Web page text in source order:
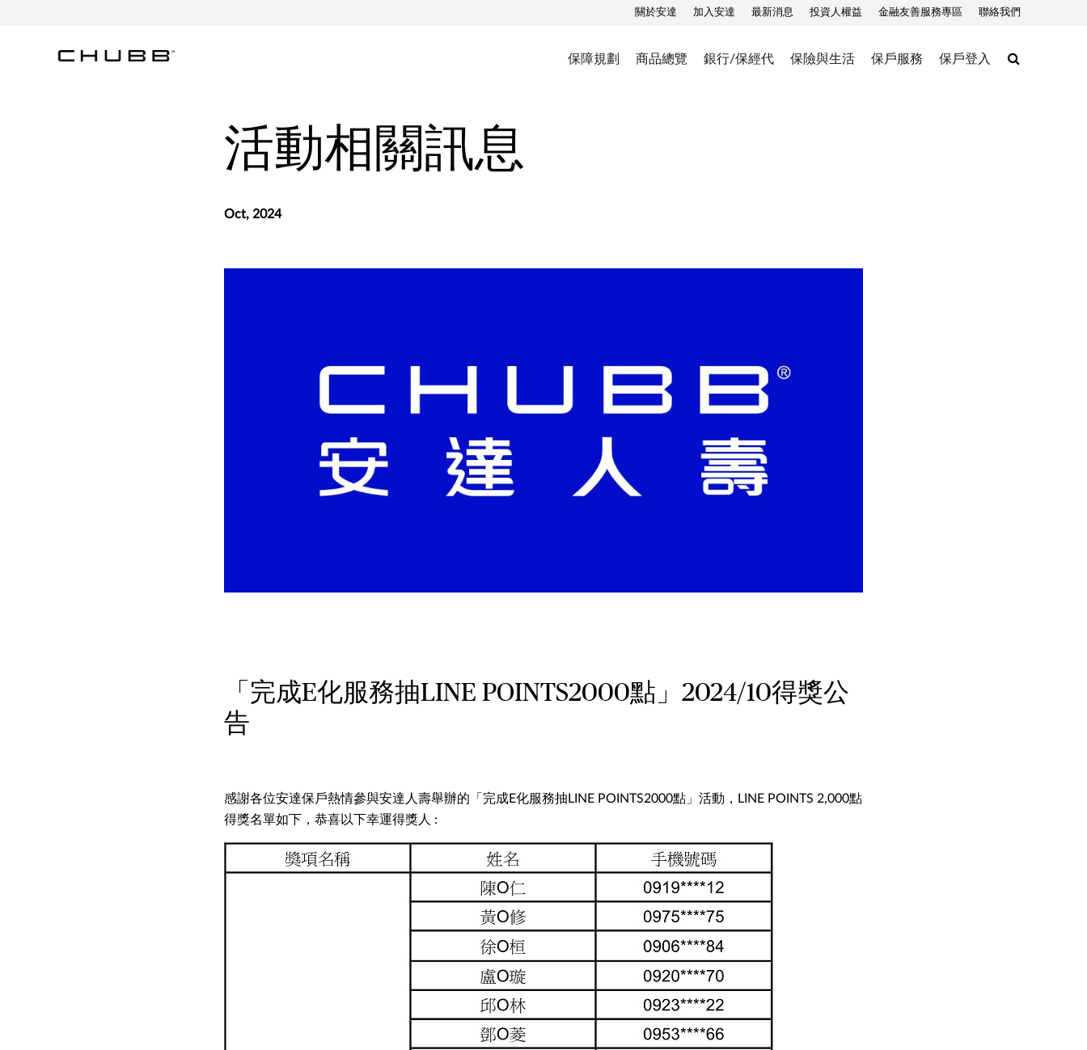
關於安達 加入安達 最新消息 投資人權益 金融友善服務專區 聯絡我們
保障規劃 商品總覽 銀行/保經代 保險與生活 保戶服務 保戶登入 Search
活動相關訊息
Oct, 2024
「完成E化服務抽LINE POINTS2000點」2024/10得獎公
告
感謝各位安達保戶熱情參與安達人壽舉辦的「完成E化服務抽LINE POINTS2000點」活動，LINE POINTS 2,000點
得獎名單如下，恭喜以下幸運得獎人 :